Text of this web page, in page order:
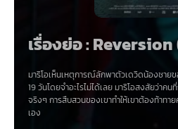
เรื่องย่อ :
มาริโอเห็นเหตุการณ์ลักพาตัวเดวิดน้องชาย
19 วันโดยจำอะไรไม่ได้เลย มาริโอสงสัยว่าค
จริงๆ การสืบสวนของเขาทำให้เขาต้องท้าทา
เอง